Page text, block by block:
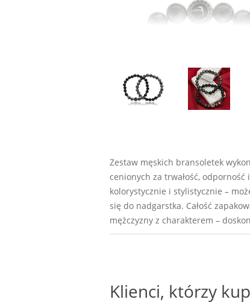
Zestaw męskich bransoletek
cenionych za trwałość,
kolorystycznie i stylistycznie –
się do nadgarstka. Całość
mężczyzny z charakterem –
Klienci, którzy